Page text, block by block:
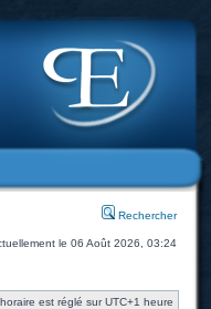
Rechercher
le 06 Août 2026, 03:24
est réglé sur UTC+1 heure